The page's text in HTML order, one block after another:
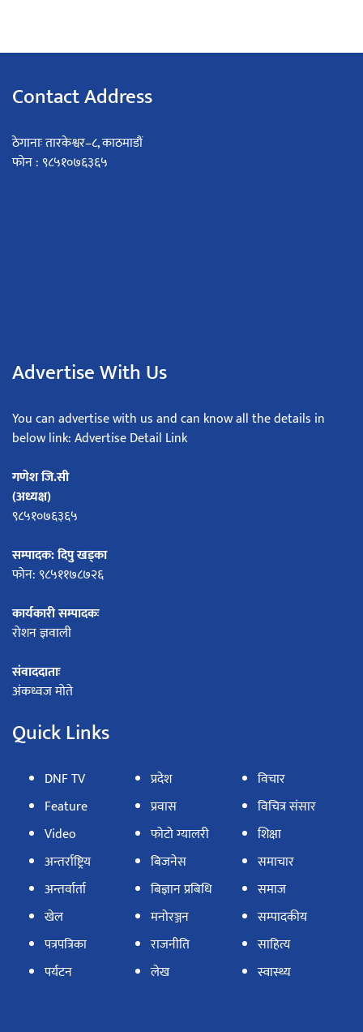
Contact Address
ठेगानाः तारकेश्वर–८, काठमाडौं
फोन : ९८५१०७६३६५
Advertise With Us
You can advertise with us and can know all the details in
below link: Advertise Detail Link
गणेश जि.सी
(अध्यक्ष)
९८५१०७६३६५
सम्पादक: दिपु खड्का
फोन: ९८५११७८७२६
कार्यकारी सम्पादकः
रोशन ज्ञवाली
संवाददाताः
अंकध्वज मोते
Quick Links
DNF TV
Feature
Video
अन्तर्राष्ट्रिय
अन्तर्वार्ता
खेल
पत्रपत्रिका
पर्यटन
प्रदेश
प्रवास
फोटो ग्यालरी
बिजनेस
बिज्ञान प्रबिधि
मनोरञ्जन
राजनीति
लेख
विचार
विचित्र संसार
शिक्षा
समाचार
समाज
सम्पादकीय
साहित्य
स्वास्थ्य